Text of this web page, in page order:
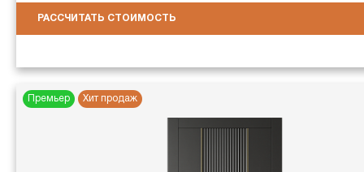
РАССЧИТАТЬ СТОИМОСТЬ
Премьер Хит продаж